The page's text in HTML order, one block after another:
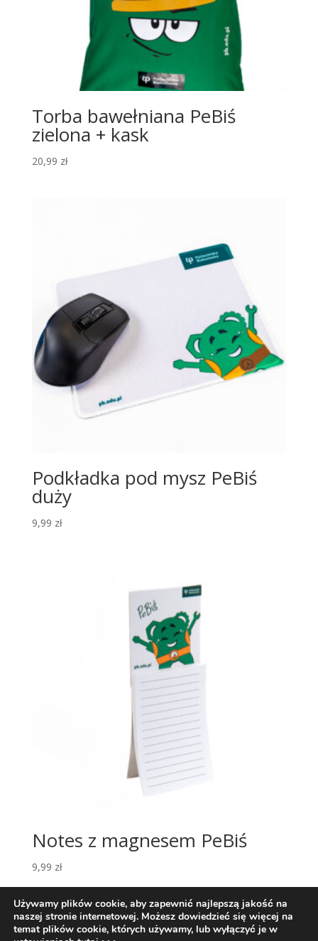
Torba bawełniana PeBiś
zielona + kask
20,99 zł
Podkładka pod mysz PeBiś
duży
9,99 zł
Notes z magnesem PeBiś
9,99 zł
Używamy plików cookie, aby zapewnić najlepszą jakość na
naszej stronie internetowej. Możesz dowiedzieć się więcej na
temat plików cookie, których używamy, lub wyłączyć je w